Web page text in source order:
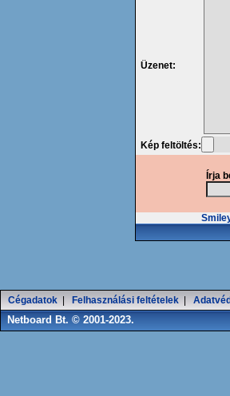
Üzenet:
Kép feltöltés:
Írja
Cégadatok Felhasználási feltételek
Netboard Bt. © 2001-2023.